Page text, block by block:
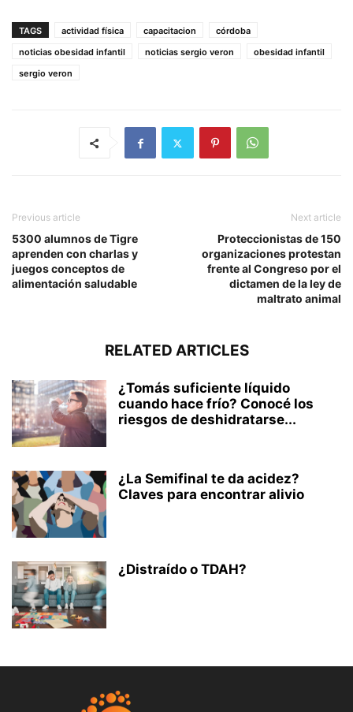
TAGS actividad física capacitacion
córdoba
noticias obesidad infantil
noticias sergio veron
obesidad infantil
sergio veron
Previous article
5300 alumnos de Tigre
aprenden con charlas y
juegos conceptos de
alimentación saludable
Next article
Proteccionistas de 150
organizaciones protestan
frente al Congreso por el
dictamen de la ley de
maltrato animal
RELATED ARTICLES
¿Tomás suficiente líquido
cuando hace frío? Conocé los
riesgos de deshidratarse...
¿La Semifinal te da acidez?
Claves para encontrar alivio
¿Distraído o TDAH?